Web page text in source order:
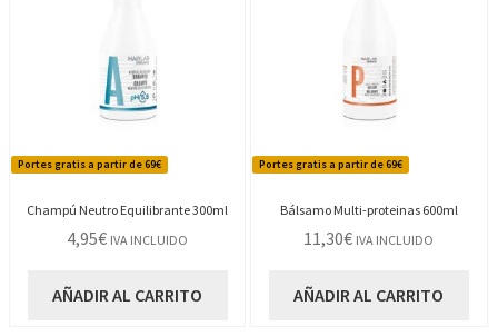
Portes gratis a partir de 69€
Champú Neutro Equilibrante 300ml
4,95€ IVA INCLUIDO
AÑADIR AL CARRITO
Portes gratis a partir de 69€
Bálsamo Multi-proteinas 600ml
11,30€ IVA INCLUIDO
AÑADIR AL CARRITO